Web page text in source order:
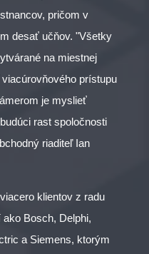
pričom v
desať učňov. "Všetky
na miestnej
prístupu
je myslieť
rast spoločnosti
riaditeľ Ian
klientov z radu
Bosch, Delphi,
a Siemens, ktorým